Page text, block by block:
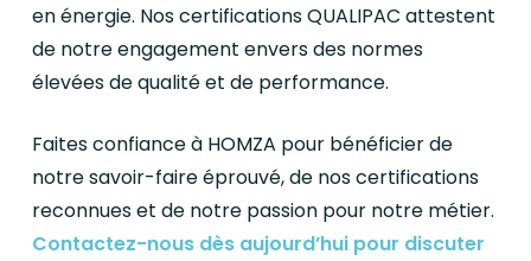
en énergie. Nos certifications QUALIPAC attestent
de notre engagement envers des normes
élevées de qualité et de performance.
Faites confiance à HOMZA pour bénéficier de
notre savoir-faire éprouvé, de nos certifications
reconnues et de notre passion pour notre métier.
Contactez-nous dès aujourd’hui pour discuter